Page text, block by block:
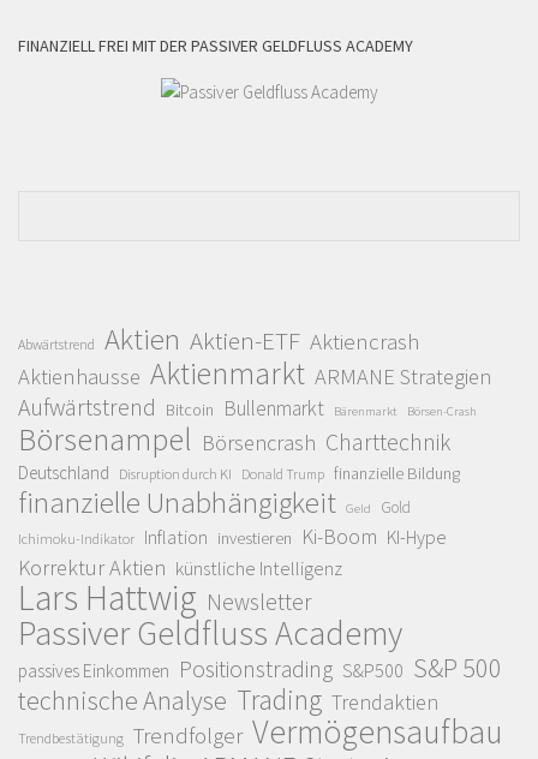
FINANZIELL FREI MIT DER PASSIVER GELDFLUSS ACADEMY
Abwärtstrend Aktien Aktien-ETF Aktiencrash
Aktienhausse Aktienmarkt ARMANE Strategien
Aufwärtstrend Bitcoin Bullenmarkt Bärenmarkt Börsen-Crash
Börsenampel Börsencrash Charttechnik
Deutschland Disruption durch KI Donald Trump finanzielle Bildung
finanzielle Unabhängigkeit Geld Gold
Ichimoku-Indikator Inflation investieren Ki-Boom KI-Hype
Korrektur Aktien künstliche Intelligenz
Lars Hattwig Newsletter
Passiver Geldfluss Academy
passives Einkommen Positionstrading S&P500 S&P 500
technische Analyse Trading Trendaktien
Trendbestätigung Trendfolger Vermögensaufbau